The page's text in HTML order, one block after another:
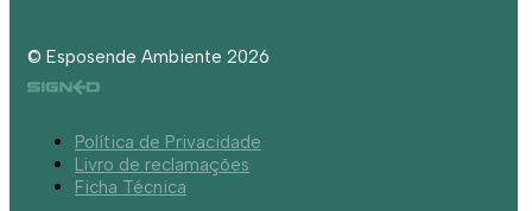
© Esposende Ambiente 2026
Política de Privacidade
Livro de reclamações
Ficha Técnica